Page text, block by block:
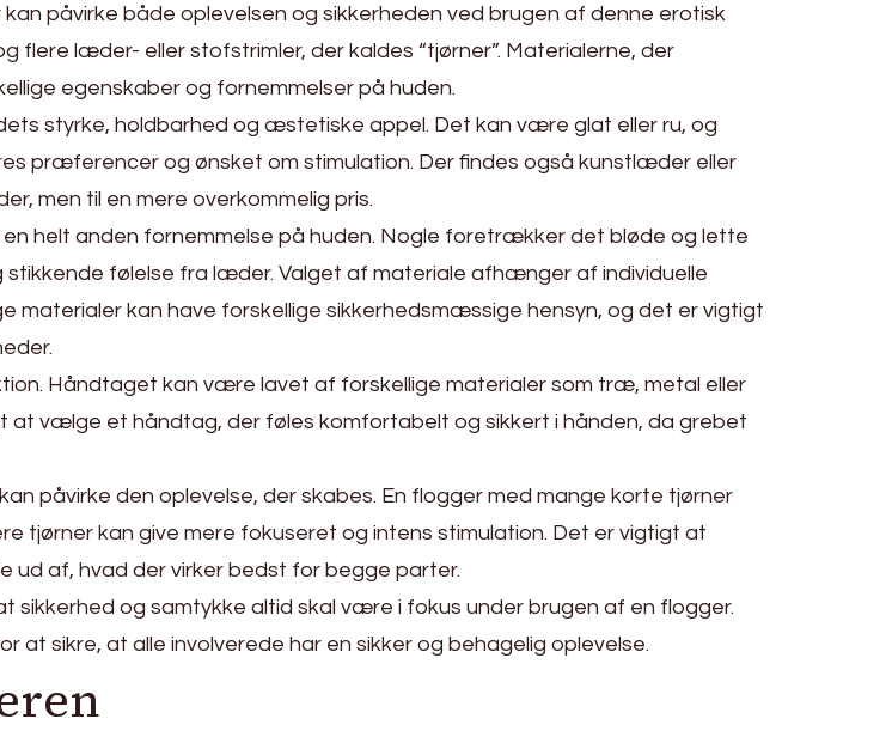
påvirke både oplevelsen og sikkerheden ved brugen af denne erotisk
læder- eller stofstrimler, der kaldes “tjørner”. Materialerne, der
egenskaber og fornemmelser på huden.
styrke, holdbarhed og æstetiske appel. Det kan være glat eller ru, og
præferencer og ønsket om stimulation. Der findes også kunstlæder eller
men til en mere overkommelig pris.
helt anden fornemmelse på huden. Nogle foretrækker det bløde og lette
følelse fra læder. Valget af materiale afhænger af individuelle
kan have forskellige sikkerhedsmæssige hensyn, og det er vigtigt
Håndtaget kan være lavet af forskellige materialer som træ, metal eller
at vælge et håndtag, der føles komfortabelt og sikkert i hånden, da grebet
påvirke den oplevelse, der skabes. En flogger med mange korte tjørner
tjørner kan give mere fokuseret og intens stimulation. Det er vigtigt at
ud af, hvad der virker bedst for begge parter.
og samtykke altid skal være i fokus under brugen af en flogger.
sikre, at alle involverede har en sikker og behagelig oplevelse.